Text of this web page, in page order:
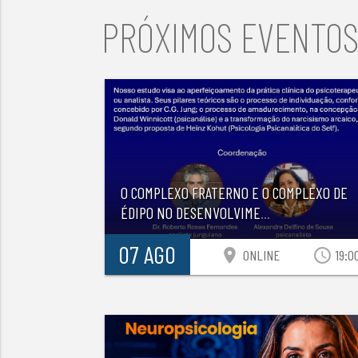
PRÓXIMOS EVENTOS
O COMPLEXO FRATERNO E O COMPLEXO DE
ÉDIPO NO DESENVOLVIME...
07 AGO location_on ONLINE access_time